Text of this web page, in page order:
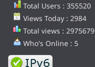
Total Users : 355520
Views Today : 2984
Total views : 2975679
Who's Online : 5